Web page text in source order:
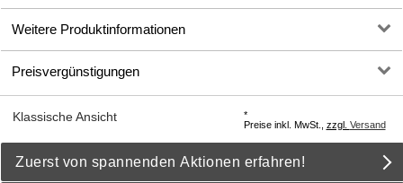
Weitere Produktinformationen
Preisvergünstigungen
Klassische Ansicht
*
Preise inkl. MwSt., zzgl. Versand
Zuerst von spannenden Aktionen erfahren!